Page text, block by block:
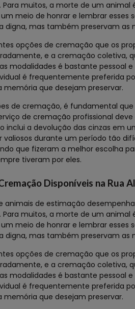
Para muitos, a morte de um
meio de honrar e lembrar esses
digna, mas também preservam
opções de cremação que os
e a cremação coletiva,
modalidades é bastante pessoal
é frequentemente preferida
memória que desejam preservar.
de cremação, é fundamental
de cremação profissional
inclui a devolução das cinzas em
valiosos durante um período tão
que fizeram a melhor escolha
tiveram por eles.
Disponíveis na Rua
animais de estimação
Para muitos, a morte de um
meio de honrar e lembrar esses
digna, mas também preservam
opções de cremação que os
e a cremação coletiva,
modalidades é bastante pessoal
é frequentemente preferida
memória que desejam preservar.